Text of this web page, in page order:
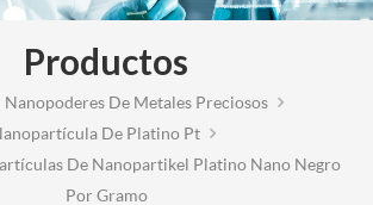
Productos
Nanopoderes De Metales Preciosos
De Platino Pt
De Nanopartikel Platino Nano Negro
Por Gramo